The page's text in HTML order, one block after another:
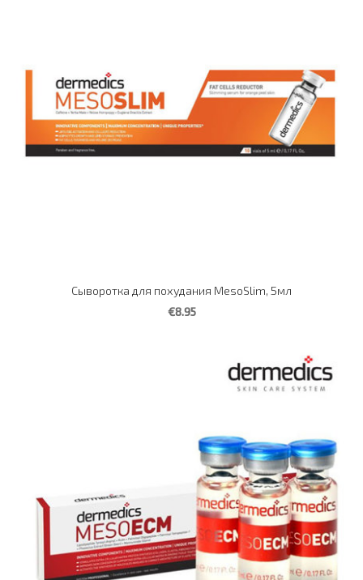
Сыворотка для похудания MesoSlim, 5мл
€8.95